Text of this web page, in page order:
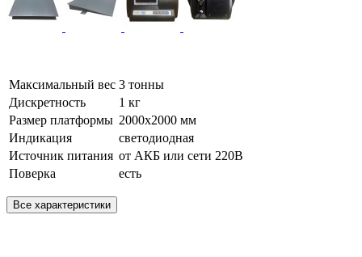
Максимальный вес 3 тонны
Дискретность
1 кг
Размер платформы 2000х2000 мм
Индикация
светодиодная
Источник питания от АКБ или сети 220В
Поверка
есть
Все характеристики